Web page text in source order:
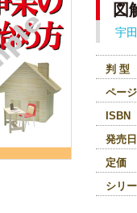
図
宇
判 型
ページ
ISBN
発売日
定価
シリ